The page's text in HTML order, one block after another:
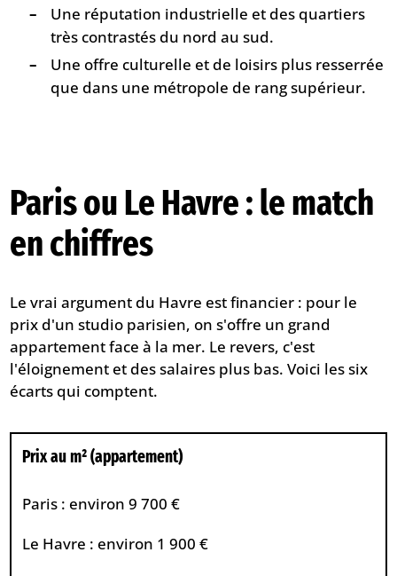
Une réputation industrielle et des quartiers
très contrastés du nord au sud.
Une offre culturelle et de loisirs plus resserrée
que dans une métropole de rang supérieur.
Paris ou Le Havre : le match
en chiffres
Le vrai argument du Havre est financier : pour le
prix d'un studio parisien, on s'offre un grand
appartement face à la mer. Le revers, c'est
l'éloignement et des salaires plus bas. Voici les six
écarts qui comptent.
Prix au m² (appartement)
Paris : environ 9 700 €
Le Havre : environ 1 900 €